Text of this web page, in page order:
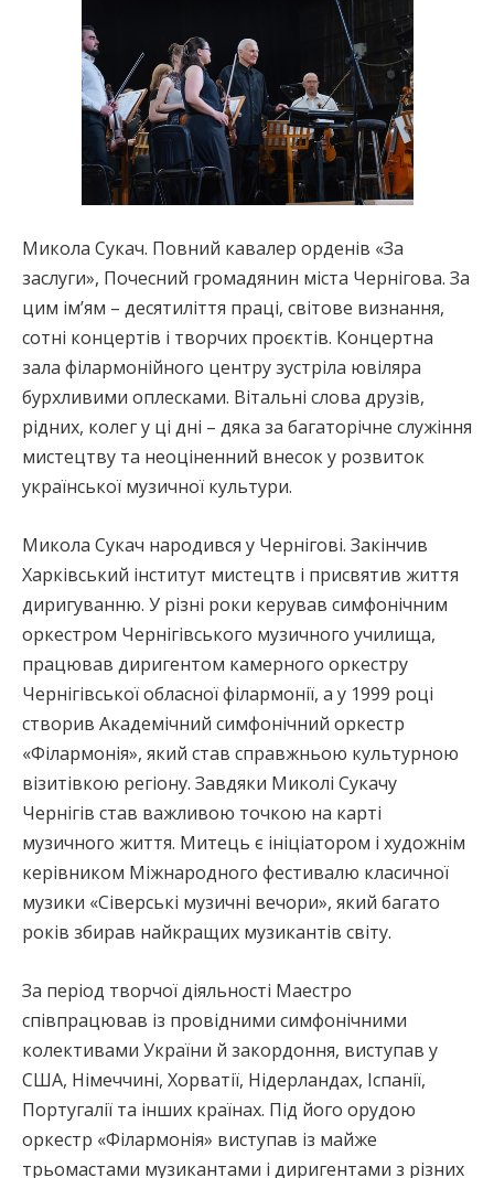
Микола Сукач. Повний кавалер орденів «За
заслуги», Почесний громадянин міста Чернігова. За
цим ім’ям – десятиліття праці, світове визнання,
сотні концертів і творчих проєктів. Концертна
зала філармонійного центру зустріла ювіляра
бурхливими оплесками. Вітальні слова друзів,
рідних, колег у ці дні – дяка за багаторічне служіння
мистецтву та неоціненний внесок у розвиток
української музичної культури.
Микола Сукач народився у Чернігові. Закінчив
Харківський інститут мистецтв і присвятив життя
диригуванню. У різні роки керував симфонічним
оркестром Чернігівського музичного училища,
працював диригентом камерного оркестру
Чернігівської обласної філармонії, а у 1999 році
створив Академічний симфонічний оркестр
«Філармонія», який став справжньою культурною
візитівкою регіону. Завдяки Миколі Сукачу
Чернігів став важливою точкою на карті
музичного життя. Митець є ініціатором і художнім
керівником Міжнародного фестивалю класичної
музики «Сіверські музичні вечори», який багато
років збирав найкращих музикантів світу.
За період творчої діяльності Маестро
співпрацював із провідними симфонічними
колективами України й закордоння, виступав у
США, Німеччині, Хорватії, Нідерландах, Іспанії,
Португалії та інших країнах. Під його орудою
оркестр «Філармонія» виступав із майже
трьомастами музикантами і диригентами з різних